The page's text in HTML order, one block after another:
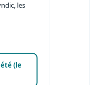
les
(le